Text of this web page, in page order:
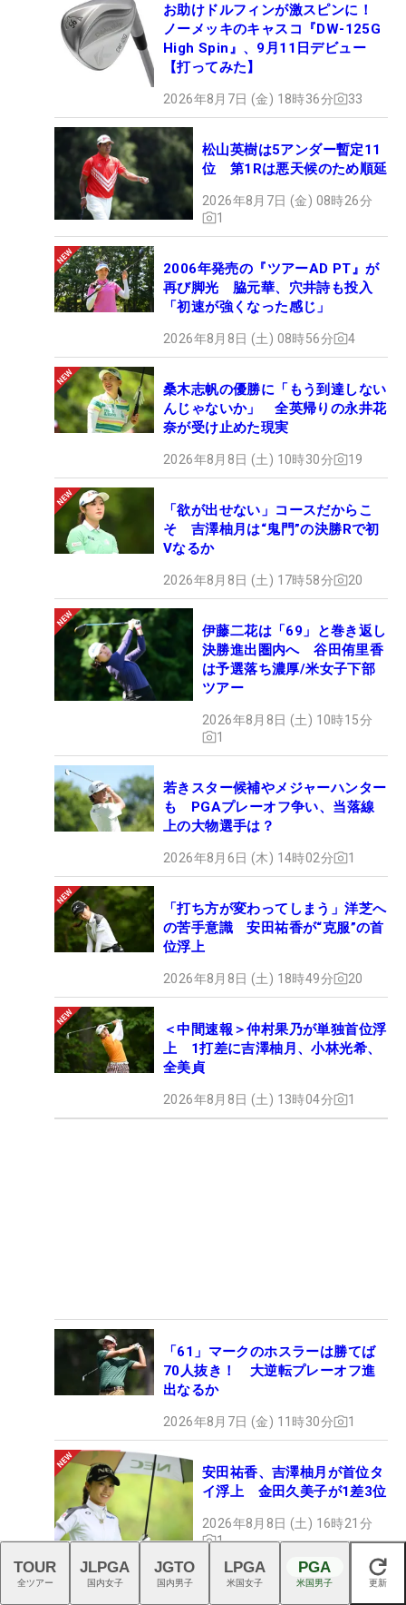
お助けドルフィンが激スピンに！
ノーメッキのキャスコ『DW-125G
High Spin』、9月11日デビュー
【打ってみた】
2026年8月7日 (金) 18時36分 33
松山英樹は5アンダー暫定11
位 第1Rは悪天候のため順延
2026年8月7日 (金) 08時26分
1
2006年発売の『ツアーAD PT』が
再び脚光 脇元華、穴井詩も投入
「初速が強くなった感じ」
2026年8月8日 (土) 08時56分 4
桑木志帆の優勝に「もう到達しない
んじゃないか」 全英帰りの永井花
奈が受け止めた現実
2026年8月8日 (土) 10時30分 19
「欲が出せない」コースだからこ
そ 吉澤柚月は“鬼門”の決勝Rで初
Vなるか
2026年8月8日 (土) 17時58分 20
伊藤二花は「69」と巻き返し
決勝進出圏内へ 谷田侑里香
は予選落ち濃厚/米女子下部
ツアー
2026年8月8日 (土) 10時15分
1
若きスター候補やメジャーハンター
も PGAプレーオフ争い、当落線
上の大物選手は？
2026年8月6日 (木) 14時02分 1
「打ち方が変わってしまう」洋芝へ
の苦手意識 安田祐香が“克服”の首
位浮上
2026年8月8日 (土) 18時49分 20
＜中間速報＞仲村果乃が単独首位浮
上 1打差に吉澤柚月、小林光希、
全美貞
2026年8月8日 (土) 13時04分 1
「61」マークのホスラーは勝てば
70人抜き！ 大逆転プレーオフ進
出なるか
2026年8月7日 (金) 11時30分 1
安田祐香、吉澤柚月が首位タ
イ浮上 金田久美子が1差3位
2026年8月8日 (土) 16時21分
1
松山英樹が5800万円獲得 通算7億
閉じる
TOUR
全ツアー
JLPGA
国内女子
JGTO
国内男子
LPGA
米国女子
PGA
米国男子 更新